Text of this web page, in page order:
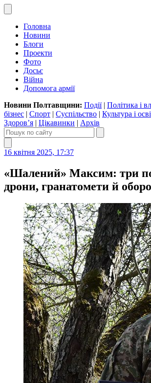
Головна
Новини
Блоги
Проекти
Фото
Досьє
Війна
Допомога армії
Новини Полтавщини: Події| Політика і
бізнес | Спорт | Суспільство | Культура і
Здоров’я | Цікавинки | Архів
16 квітня 2025, 17:37
«Шалений» Максим: три
дрони, гранатомети й